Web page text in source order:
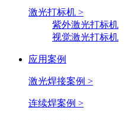
激光打标机 >
紫外激光打标机
视觉激光打标机
应用案例
激光焊接案例 >
连续焊案例 >